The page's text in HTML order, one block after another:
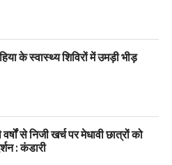
के स्वास्थ्य शिविरों में उमड़ी भीड़
से निजी खर्च पर मेधावी छात्रों को
: कंडारी